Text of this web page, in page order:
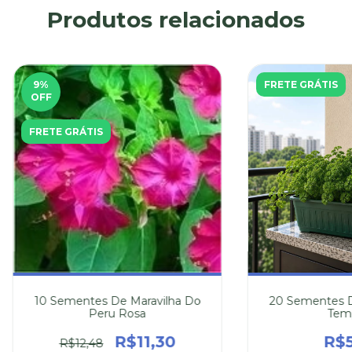
Produtos relacionados
9%
OFF
FRETE GRÁTIS
10 Sementes De Maravilha Do
Peru Rosa
R$12,48 R$11,30
FRETE GRÁTIS
20 Sementes